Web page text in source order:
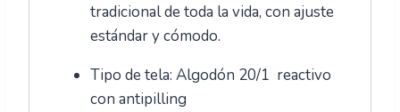
tradicional de toda la vida, con ajuste
estándar y cómodo.
Tipo de tela: Algodón 20/1 reactivo
con antipilling